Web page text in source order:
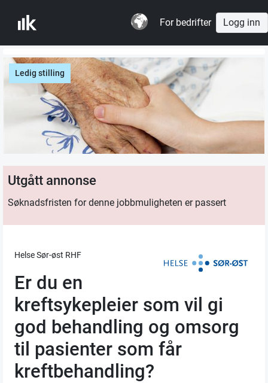
For bedrifter Logg inn
Ledig stilling
Utgått annonse
Søknadsfristen for denne jobbmuligheten er passert
Helse Sør-øst RHF
Er du en
kreftsykepleier som vil gi
god behandling og omsorg
til pasienter som får
kreftbehandling?